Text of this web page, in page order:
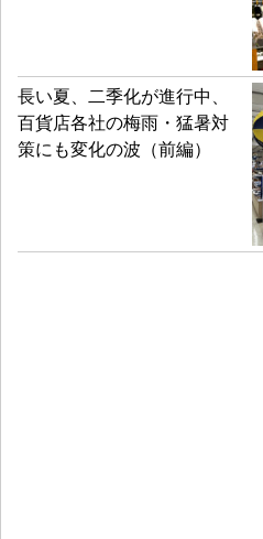
長い夏、二季化が進行中、
百貨店各社の梅雨・猛暑対
策にも変化の波（前編）